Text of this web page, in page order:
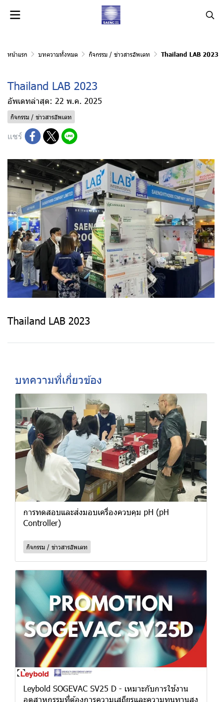
หน้าแรก บทความทั้งหมด กิจกรรม / ข่าวสารอัพเดท Thailand LAB 2023
Thailand LAB 2023
อัพเดทล่าสุด: 22 พ.ค. 2025
กิจกรรม / ข่าวสารอัพเดท
แชร์
Thailand LAB 2023
บทความที่เกี่ยวข้อง
การทดสอบและส่งมอบเครื่องควบคุม pH (pH
Controller)
กิจกรรม / ข่าวสารอัพเดท
Leybold SOGEVAC SV25 D - เหมาะกับการใช้งาน
อุตสาหกรรมที่ต้องการความเสถียรและความทนทานสูง